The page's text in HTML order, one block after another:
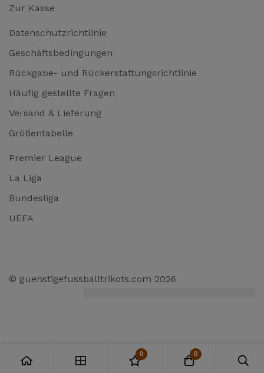
Zur Kasse
Datenschutzrichtlinie
Geschäftsbedingungen
Rückgabe- und Rückerstattungsrichtlinie
Häufig gestellte Fragen
Versand & Lieferung
Größentabelle
Premier League
La Liga
Bundesliga
UEFA
© guenstigefussballtrikots.com 2026
0 0